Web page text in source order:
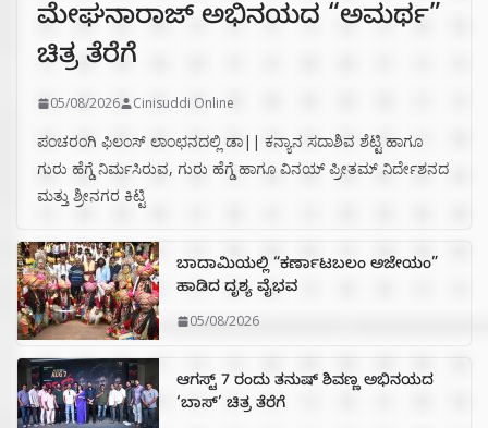
ಮೇಘನಾರಾಜ್ ಅಭಿನಯದ “ಅಮರ್ಥ”
ಚಿತ್ರ ತೆರೆಗೆ
05/08/2026 Cinisuddi Online
ಪಂಚರಂಗಿ ಫಿಲಂಸ್ ಲಾಂಛನದಲ್ಲಿ ಡಾ|| ಕನ್ಯಾನ ಸದಾಶಿವ ಶೆಟ್ಟಿ ಹಾಗೂ
ಗುರು ಹೆಗ್ಡೆ ನಿರ್ಮಸಿರುವ, ಗುರು ಹೆಗ್ಡೆ ಹಾಗೂ ವಿನಯ್ ಪ್ರೀತಮ್ ನಿರ್ದೇಶನದ
ಮತ್ತು ಶ್ರೀನಗರ ಕಿಟ್ಟಿ
ಬಾದಾಮಿಯಲ್ಲಿ “ಕರ್ಣಾಟಬಲಂ ಅಜೇಯಂ”
ಹಾಡಿದ ದೃಶ್ಯ ವೈಭವ
05/08/2026
ಆಗಸ್ಟ್ 7 ರಂದು ತನುಷ್ ಶಿವಣ್ಣ ಅಭಿನಯದ
‘ಬಾಸ್’ ಚಿತ್ರ ತೆರೆಗೆ